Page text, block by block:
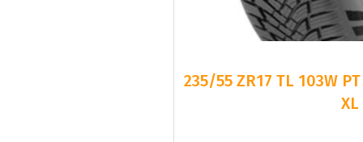
235/55 ZR17 TL 103W
XL